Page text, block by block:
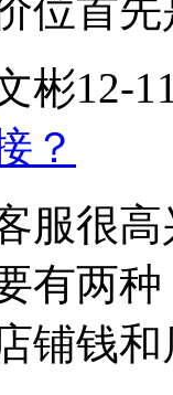
位首
彬12-
？
服很
有两
铺钱